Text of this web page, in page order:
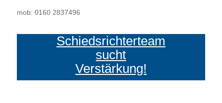
mob: 0160 2837496
Schiedsrichterteam
sucht
Verstärkung!